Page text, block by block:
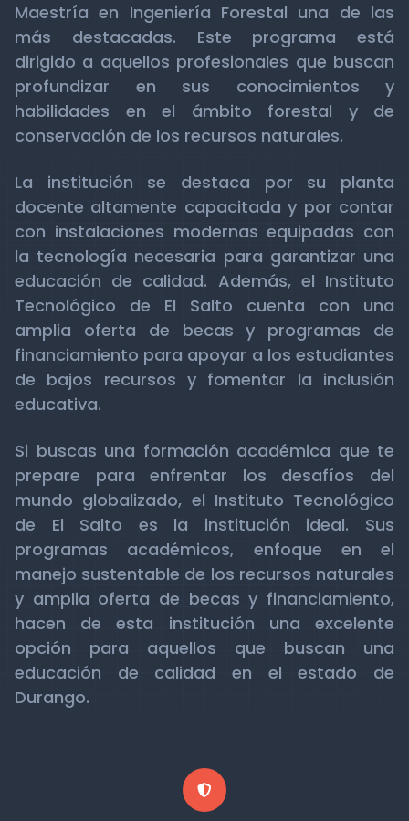
Maestría en Ingeniería Forestal una de las
más destacadas. Este programa está
dirigido a aquellos profesionales que buscan
profundizar en sus conocimientos y
habilidades en el ámbito forestal y de
conservación de los recursos naturales.
La institución se destaca por su planta
docente altamente capacitada y por contar
con instalaciones modernas equipadas con
la tecnología necesaria para garantizar una
educación de calidad. Además, el Instituto
Tecnológico de El Salto cuenta con una
amplia oferta de becas y programas de
financiamiento para apoyar a los estudiantes
de bajos recursos y fomentar la inclusión
educativa.
Si buscas una formación académica que te
prepare para enfrentar los desafíos del
mundo globalizado, el Instituto Tecnológico
de El Salto es la institución ideal. Sus
programas académicos, enfoque en el
manejo sustentable de los recursos naturales
y amplia oferta de becas y financiamiento,
hacen de esta institución una excelente
opción para aquellos que buscan una
educación de calidad en el estado de
Durango.